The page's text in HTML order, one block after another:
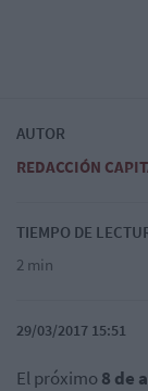
AUTOR
REDACCIÓN
TIEMPO DE
2 min
29/03/2017 15:51
El próximo 8 de